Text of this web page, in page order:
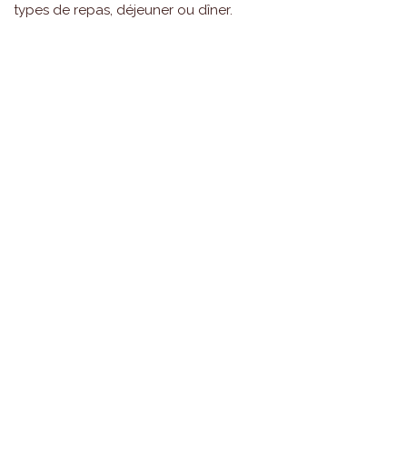
types de repas, déjeuner ou dîner.